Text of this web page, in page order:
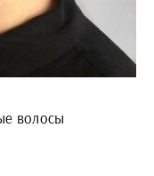
волосы